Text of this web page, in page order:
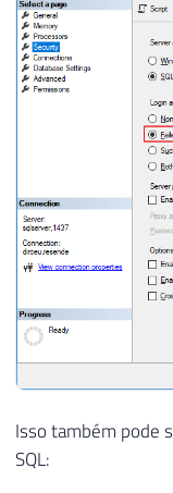
Isso também pode
SQL: